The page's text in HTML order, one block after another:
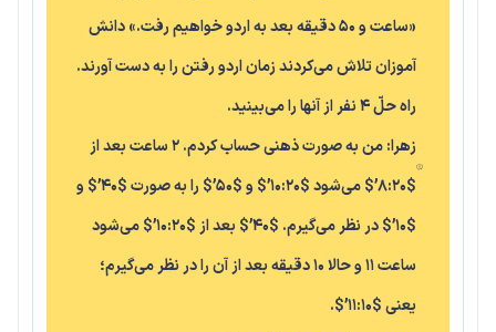
«ساعت و ۵۰ دقیقه بعد به اردو خواهیم رفت.» دانش
آموزان تلاش می‌کردند زمان اردو رفتن را به دست آورند.
راه حلّ ۴ نفر از آنها را می‌بینید.
زهرا: من به صورت ذهنی حساب کردم. ۲ ساعت بعد از
$۸:۲۰’$ می‌شود $۱۰:۲۰’$ و $۵۰’$ را به صورت $۴۰’$ و
$۱۰’$ در نظر می‌گیرم. $۴۰’$ بعد از $۱۰:۲۰’$ می‌شود
ساعت ۱۱ و حالا ۱۰ دقیقه بعد از آن را در نظر می‌گیرم؛
یعنی $۱۱:۱۰’$.